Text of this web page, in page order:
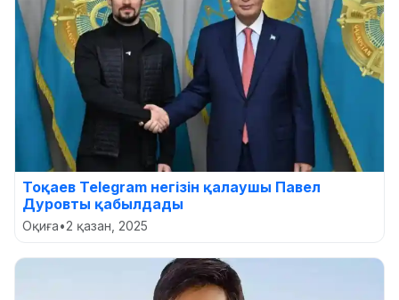
Тоқаев Telegram негізін қалаушы Павел
Дуровты қабылдады
Оқиға•2 қазан, 2025